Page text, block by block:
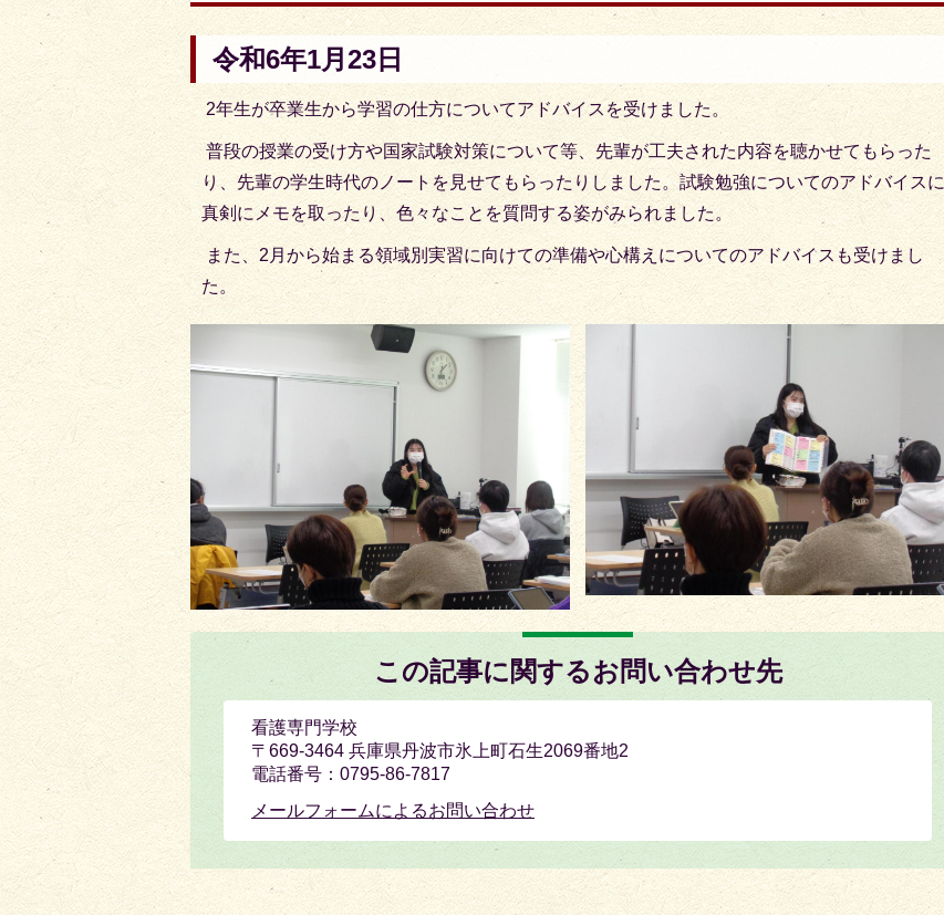
令和6年1月23日
2年生が卒業生から学習の仕方についてアドバイスを受けました。
普段の授業の受け方や国家試験対策について等、先輩が工夫された内容を聴かせてもらった
り、先輩の学生時代のノートを見せてもらったりしました。試験勉強についてのアドバイスに
真剣にメモを取ったり、色々なことを質問する姿がみられました。
また、2月から始まる領域別実習に向けての準備や心構えについてのアドバイスも受けまし
た。
この記事に関するお問い合わせ先
看護専門学校
〒669-3464 兵庫県丹波市氷上町石生2069番地2
電話番号：0795-86-7817
メールフォームによるお問い合わせ